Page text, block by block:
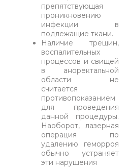
препятствующая
проникновению
инфекции в
подлежащие ткани.
Наличие трещин,
воспалительных
процессов и свищей
в аноректальной
области не
считается
противопоказанием
для проведения
данной процедуры.
Наоборот, лазерная
операция по
удалению геморроя
обычно устраняет
эти нарушения